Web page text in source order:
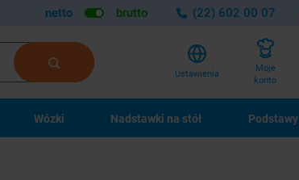
netto brutto (22) 602 00 07
Ustawienia
Moje
konto
Wózki Nadstawki na stół Podstawy